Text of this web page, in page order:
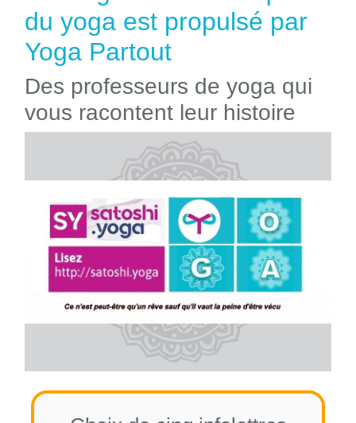
du yoga est propulsé par
Yoga Partout
Des professeurs de yoga qui
vous racontent leur histoire